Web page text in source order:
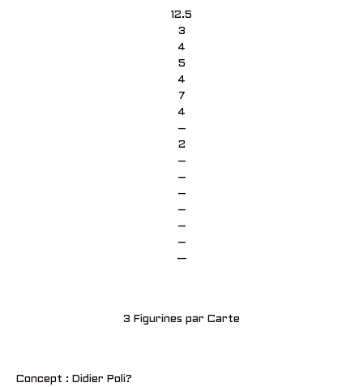
12.5
3
4
5
4
7
4
–
2
–
–
–
–
–
–
—
3 Figurines par Carte
Concept : Didier Poli?